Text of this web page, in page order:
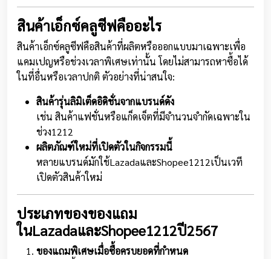
สินค้าเอ็กซ์คลูซีฟคืออะไร
สินค้าเอ็กซ์คลูซีฟคือสินค้าที่ผลิตหรือออกแบบมาเฉพาะเพื่อ
แคมเปญหรือช่วงเวลาพิเศษเท่านั้น โดยไม่สามารถหาซื้อได้
ในที่อื่นหรือเวลาปกติ ตัวอย่างที่น่าสนใจ:
สินค้ารุ่นลิมิเต็ดอิดิชั่นจากแบรนด์ดัง
เช่น สินค้าแฟชั่นหรือแก็ดเจ็ตที่มีจำนวนจำกัดเฉพาะใน
ช่วง1212
ผลิตภัณฑ์ใหม่ที่เปิดตัวในกิจกรรมนี้
หลายแบรนด์มักใช้LazadaและShopee1212เป็นเวที
เปิดตัวสินค้าใหม่
ประเภทของของแถม
ในLazadaและShopee1212ปี2567
ของแถมพิเศษเมื่อซื้อครบยอดที่กำหนด